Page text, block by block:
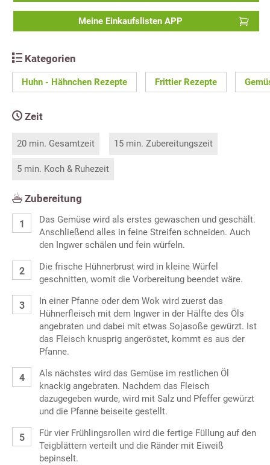
Meine Einkaufslisten APP
Kategorien
Huhn - Hähnchen Rezepte Frittier Rezepte
Zeit
20 min. Gesamtzeit 15 min. Zubereitungszeit
5 min. Koch & Ruhezeit
Zubereitung
Das Gemüse wird als erstes gewaschen und geschält.
Anschließend alles in feine Streifen schneiden. Auch
den Ingwer schälen und fein würfeln.
Die frische Hühnerbrust wird in kleine Würfel
geschnitten, womit die Vorbereitung beendet wäre.
In einer Pfanne oder dem Wok wird zuerst das
Hühnerfleisch mit dem Ingwer in der Hälfte des Öls
angebraten und dabei mit etwas Sojasoße gewürzt. Ist
das Fleisch knusprig angeröstet, kommt es aus der
Pfanne.
Als nächstes wird das Gemüse im restlichen Öl
knackig angebraten. Nachdem das Fleisch
dazugegeben wurde, wird mit Salz und Pfeffer gewürzt
und die Pfanne beiseite gestellt.
Für vier Frühlingsrollen wird die fertige Füllung auf den
Teigblättern verteilt und die Ränder mit Eiweiß
bepinselt.